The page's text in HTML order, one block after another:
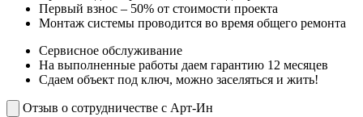
Первый взнос – 50% от стоимости проекта
Монтаж системы проводится во время общего ремонта
Сервисное обслуживание
На выполненные работы даем гарантию 12 месяцев
Сдаем объект под ключ, можно заселяться и жить!
Отзыв о сотрудничестве с Арт-Ин